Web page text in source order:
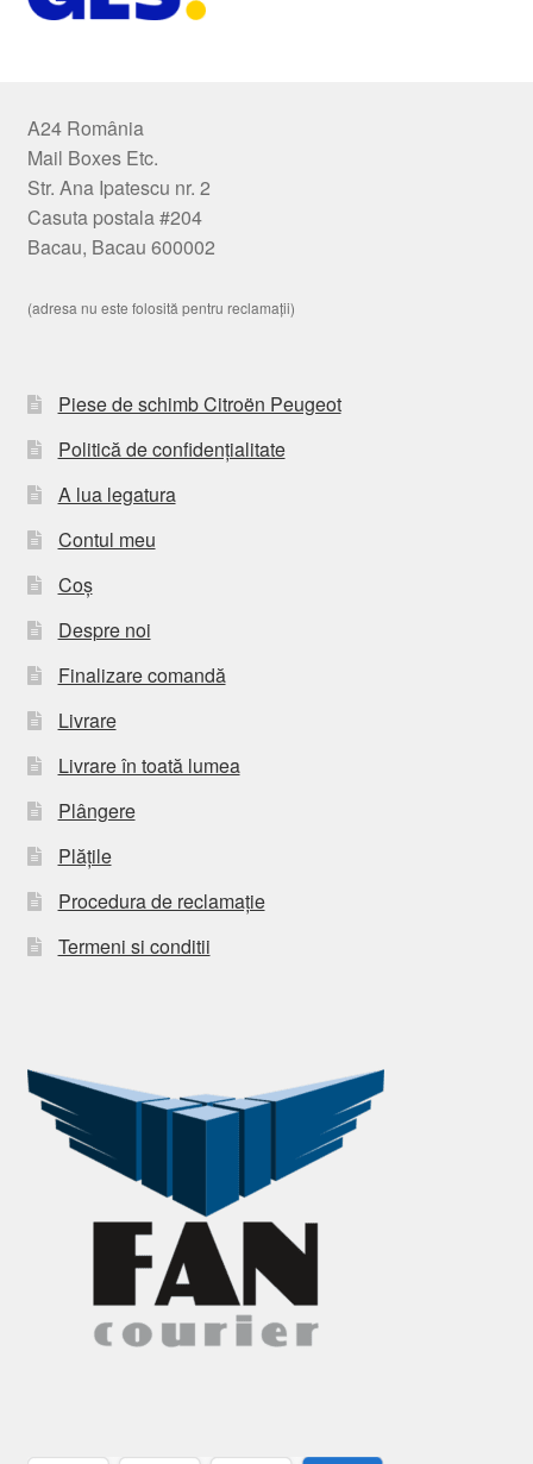
A24 România
Mail Boxes Etc.
Str. Ana Ipatescu nr. 2
Casuta postala #204
Bacau, Bacau 600002
(adresa nu este folosită pentru reclamații)
Piese de schimb Citroën Peugeot
Politică de confidențialitate
A lua legatura
Contul meu
Coș
Despre noi
Finalizare comandă
Livrare
Livrare în toată lumea
Plângere
Plățile
Procedura de reclamație
Termeni si conditii